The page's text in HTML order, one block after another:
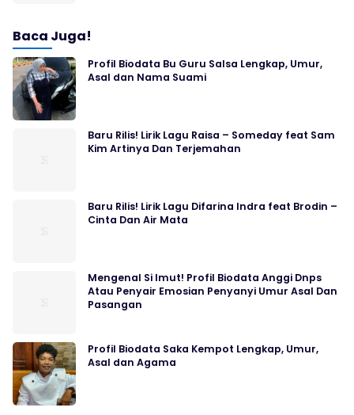
Baca Juga!
Profil Biodata Bu Guru Salsa Lengkap, Umur,
Asal dan Nama Suami
Baru Rilis! Lirik Lagu Raisa – Someday feat Sam
Kim Artinya Dan Terjemahan
Baru Rilis! Lirik Lagu Difarina Indra feat Brodin –
Cinta Dan Air Mata
Mengenal Si Imut! Profil Biodata Anggi Dnps
Atau Penyair Emosian Penyanyi Umur Asal Dan
Pasangan
Profil Biodata Saka Kempot Lengkap, Umur,
Asal dan Agama